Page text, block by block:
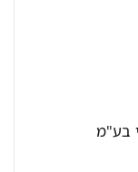
בע"מ